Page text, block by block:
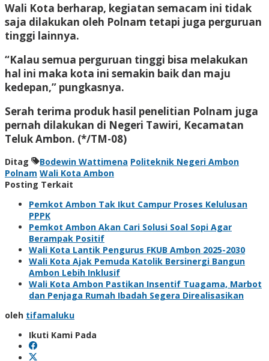
Wali Kota berharap, kegiatan semacam ini tidak
saja dilakukan oleh Polnam tetapi juga perguruan
tinggi lainnya.
“Kalau semua perguruan tinggi bisa melakukan
hal ini maka kota ini semakin baik dan maju
kedepan,” pungkasnya.
Serah terima produk hasil penelitian Polnam juga
pernah dilakukan di Negeri Tawiri, Kecamatan
Teluk Ambon. (*/TM-08)
Ditag Bodewin Wattimena Politeknik Negeri Ambon
Polnam Wali Kota Ambon
Posting Terkait
Pemkot Ambon Tak Ikut Campur Proses Kelulusan
PPPK
Pemkot Ambon Akan Cari Solusi Soal Sopi Agar
Berampak Positif
Wali Kota Lantik Pengurus FKUB Ambon 2025-2030
Wali Kota Ajak Pemuda Katolik Bersinergi Bangun
Ambon Lebih Inklusif
Wali Kota Ambon Pastikan Insentif Tuagama, Marbot
dan Penjaga Rumah Ibadah Segera Direalisasikan
oleh tifamaluku
Ikuti Kami Pada